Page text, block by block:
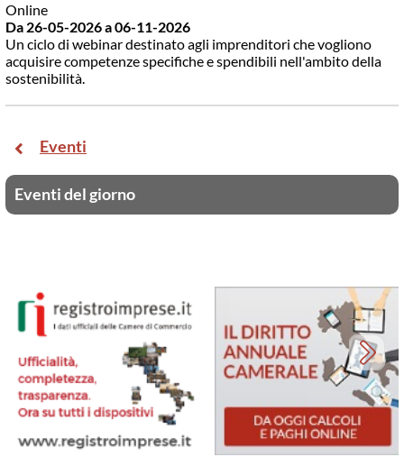
Online
Da 26-05-2026a 06-11-2026
Un ciclo di webinar destinato agli imprenditori che vogliono
acquisire competenze specifiche e spendibili nell'ambito della
sostenibilità.
Eventi
Eventi del giorno